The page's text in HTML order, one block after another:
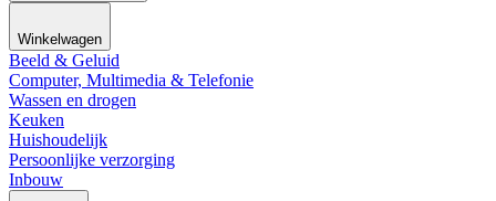
Winkelwagen
Beeld & Geluid
Computer, Multimedia & Telefonie
Wassen en drogen
Keuken
Huishoudelijk
Persoonlijke verzorging
Inbouw